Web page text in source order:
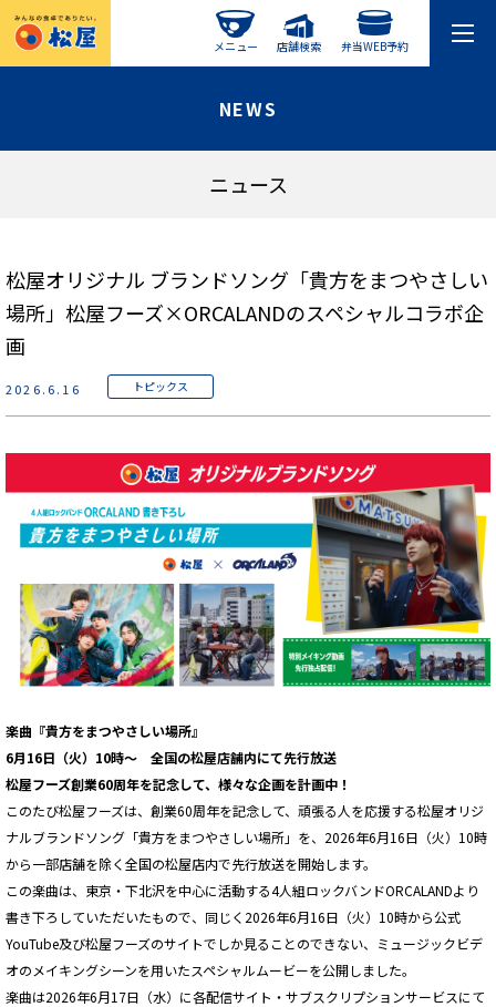
弁当WEB予約
店舗検索
メニュー
NEWS
ニュース
2026.6.16 トピックス
松屋オリジナル ブランドソング「貴方をまつやさしい
場所」松屋フーズ×ORCALANDのスペシャルコラボ企
画
楽曲『貴方をまつやさしい場所』
6月16日（火）10時～ 全国の松屋店舗内にて先行放送
松屋フーズ創業60周年を記念して、様々な企画を計画中！
このたび松屋フーズは、創業60周年を記念して、頑張る人を応援する松屋オリジ
ナルブランドソング「貴方をまつやさしい場所」を、2026年6月16日（火）10時
から一部店舗を除く全国の松屋店内で先行放送を開始します。
この楽曲は、東京・下北沢を中心に活動する4人組ロックバンドORCALANDより
書き下ろしていただいたもので、同じく2026年6月16日（火）10時から公式
YouTube及び松屋フーズのサイトでしか見ることのできない、ミュージックビデ
オのメイキングシーンを用いたスペシャルムービーを公開しました。
楽曲は2026年6月17日（水）に各配信サイト・サブスクリプションサービスにて